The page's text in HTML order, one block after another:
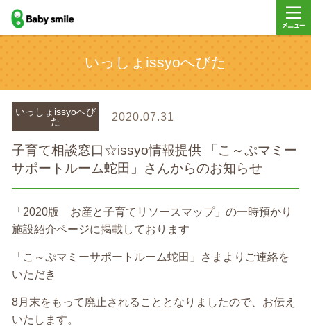
baby smile
いっしょissyoへびた
いっしょissyoへび
た
2020.07.31
子育て相談窓口☆issyo情報提供 「こ～ぷマミー
サポートルーム蛇田」さんからのお知らせ
「2020版 お産と子育てリソースマップ」の一時預かり
施設紹介ページに掲載しております
「こ～ぷマミーサポートルーム蛇田」さまよりご連絡を
いただき
8月末をもって廃止されることとなりましたので、お伝え
いたします。